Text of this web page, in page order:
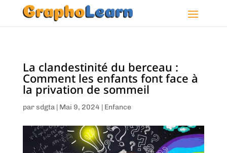
La clandestinité du berceau :
Comment les enfants font face à
la privation de sommeil
parsdgta| Mai 9, 2024 | Enfance